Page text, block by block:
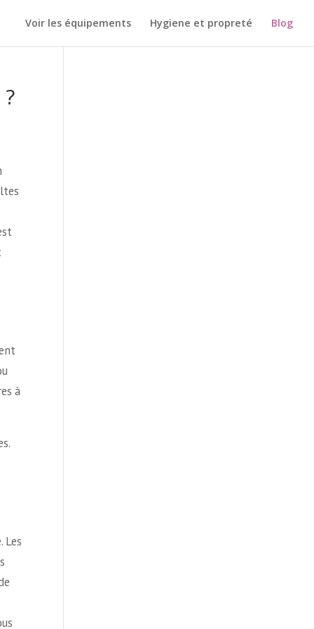
Voir les équipements Hygiene et propreté Blog
à
Les